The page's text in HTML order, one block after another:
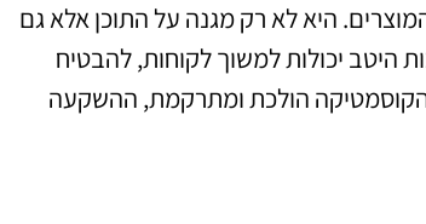
היא לא רק מגנה על התוכן אלא גם
יכולות למשוך לקוחות, להבטיח
הקוסמטיקה הולכת ומתרקמת, ההשקעה